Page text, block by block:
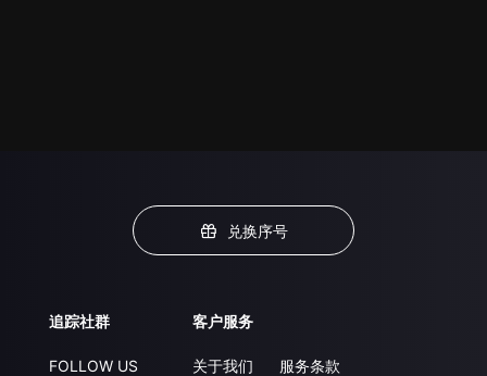
兑换序号
追踪社群
FOLLOW US
客户服务
关于我们
服务条款